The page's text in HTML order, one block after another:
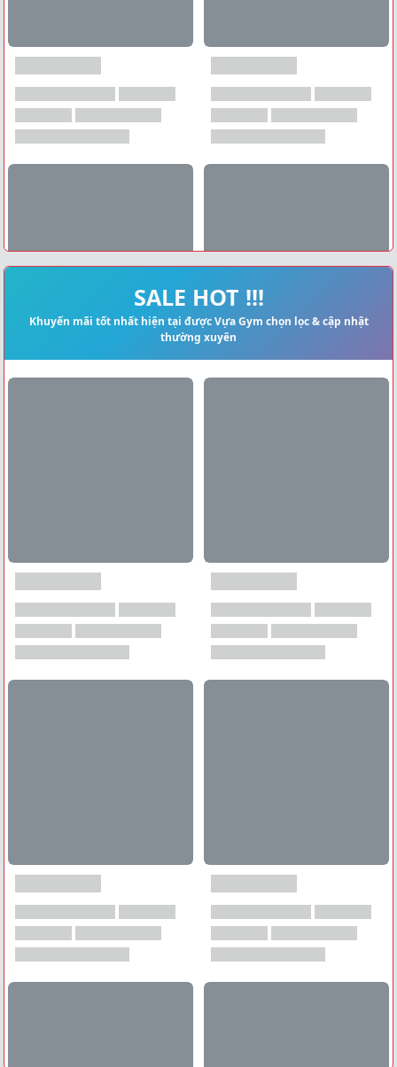
SALE HOT !!!
Khuyến mãi tốt nhất hiện tại được Vựa Gym chọn lọc & cập nhật
thường xuyên